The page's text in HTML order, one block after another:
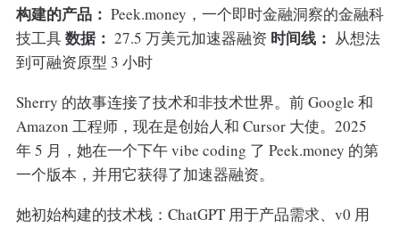
构建的产品： Peek.money，一个即时金融洞察的金融科
技工具数据： 27.5 万美元加速器融资 时间线： 从想法
到可融资原型 3 小时
Sherry 的故事连接了技术和非技术世界。前 Google 和
Amazon 工程师，现在是创始人和 Cursor 大使。2025
年 5 月，她在一个下午 vibe coding 了 Peek.money 的第
一个版本，并用它获得了加速器融资。
她初始构建的技术栈：ChatGPT 用于产品需求、v0 用